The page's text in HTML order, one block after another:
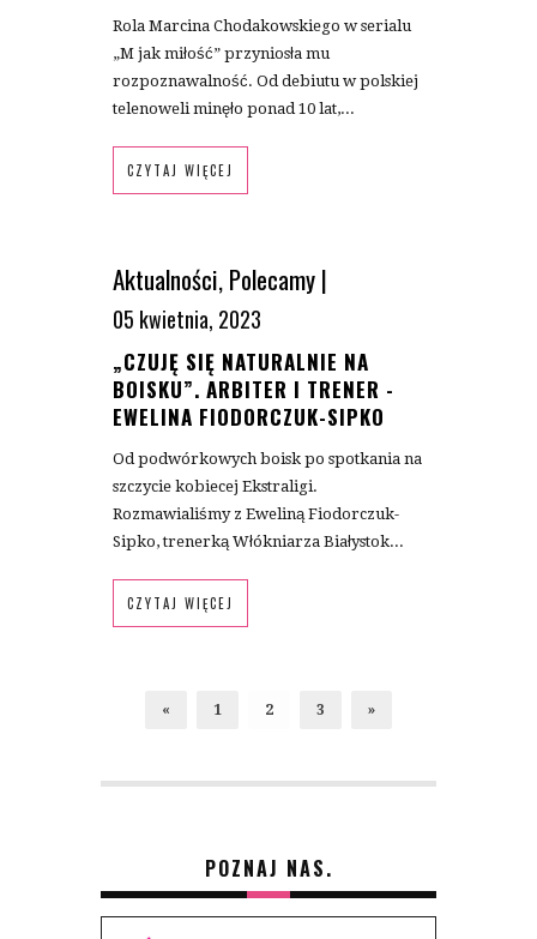
Rola Marcina Chodakowskiego w serialu
„M jak miłość” przyniosła mu
rozpoznawalność. Od debiutu w polskiej
telenoweli minęło ponad 10 lat,...
CZYTAJ WIĘCEJ
Aktualności,Polecamy|
05 kwietnia, 2023
„CZUJĘ SIĘ NATURALNIE NA
BOISKU”. ARBITER I TRENER -
EWELINA FIODORCZUK-SIPKO
Od podwórkowych boisk po spotkania na
szczycie kobiecej Ekstraligi.
Rozmawialiśmy z Eweliną Fiodorczuk-
Sipko, trenerką Włókniarza Białystok...
CZYTAJ WIĘCEJ
« 1 2 3 »
POZNAJ NAS.